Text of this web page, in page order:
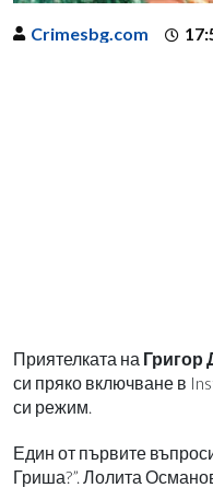
Crimesbg.com
Приятелката на Григор
си пряко включване в
си режим.
Един от първите
Гриша?”. Лолита